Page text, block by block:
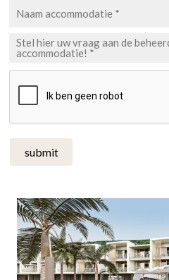
submit